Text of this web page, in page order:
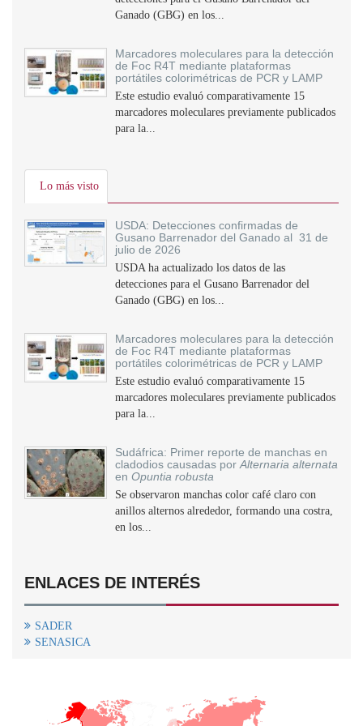
Ganado (GBG) en los...
Marcadores moleculares para la detección
de Foc R4T mediante plataformas
portátiles colorimétricas de PCR y LAMP
Este estudio evaluó comparativamente 15
marcadores moleculares previamente publicados
para la...
Lo más visto
USDA: Detecciones confirmadas de
Gusano Barrenador del Ganado al 31 de
julio de 2026
USDA ha actualizado los datos de las
detecciones para el Gusano Barrenador del
Ganado (GBG) en los...
Marcadores moleculares para la detección
de Foc R4T mediante plataformas
portátiles colorimétricas de PCR y LAMP
Este estudio evaluó comparativamente 15
marcadores moleculares previamente publicados
para la...
Sudáfrica: Primer reporte de manchas en
cladodios causadas por Alternaria alternata
en Opuntia robusta
Se observaron manchas color café claro con
anillos alternos alrededor, formando una costra,
en los...
ENLACES DE INTERÉS
SADER
SENASICA